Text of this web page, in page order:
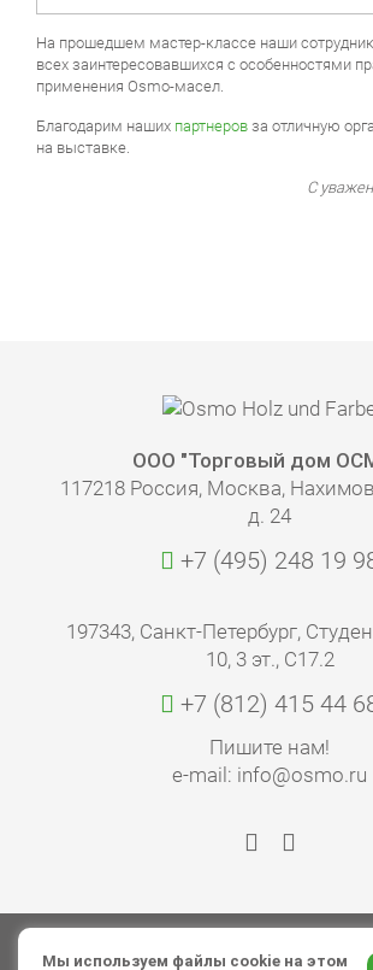
На прошедшем мастер-классе наши
всех заинтересовавшихся с особенностями
применения Osmo-масел.
Благодарим наших партнеров за отличную
на выставке.
С
ООО "Торговый дом
117218 Россия, Москва,
д. 24
+7 (495) 248 19
197343, Санкт-Петербург,
10, 3 эт., С17.2
+7 (812) 415 44
Пишите нам!
e-mail: info@osmo.ru
© 2026 ООО «Торговый
Мы используем файлы cookie на этом